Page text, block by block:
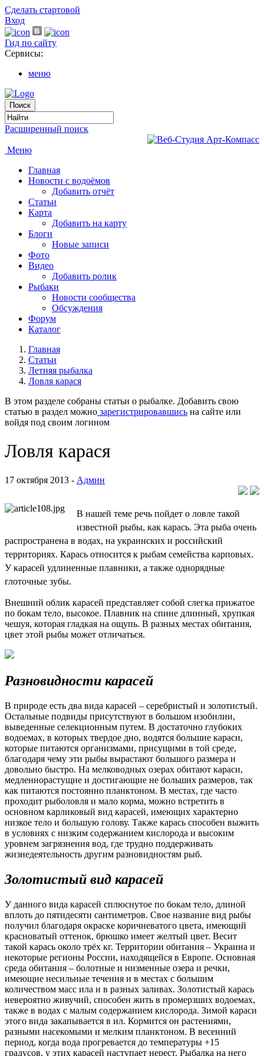
Сделать стартовой
Вход
Гид по сайту
Сервисы:
меню
Расширенный поиск
Меню
Главная
Новости с водоёмов
Добавить отчёт
Статьи
Карта
Добавить на карту
Блоги
Новые записи
Фото
Видео
Добавить ролик
Рыбаки
Новости сообщества
Обсуждения
Форум
Каталог
Главная
Статьи
Летняя рыбалка
Ловля карася
В этом разделе собраны статьи о рыбалке. Добавить свою
статью в раздел можно зарегистрировавшись на сайте или
войдя под своим логином
Ловля карася
17 октября 2013 - Админ
В нашей теме речь пойдет о ловле такой
известной рыбы, как карась. Эта рыба очень
распространена в водах, на украинских и российский
территориях. Карась относится к рыбам семейства карповых.
У карасей удлиненные плавники, а также однорядные
глоточные зубы.
Внешний облик карасей представляет собой слегка прижатое
по бокам тело, высокое. Плавник на спине длинный, хрупкая
чешуя, которая гладкая на ощупь. В разных местах обитания,
цвет этой рыбы может отличаться.
Разновидности карасей
В природе есть два вида карасей – серебристый и золотистый.
Остальные подвиды присутствуют в большом изобилии,
выведенные селекционным путем. В достаточно глубоких
водоемах, в которых твердое дно, водятся большие караси,
которые питаются организмами, присущими в той среде,
благодаря чему эти рыбы вырастают большого размера и
довольно быстро. На мелководных озерах обитают караси,
медленнорастущие и достигающие не больших размеров, так
как питаются постоянно планктоном. В местах, где часто
проходит рыболовля и мало корма, можно встретить в
основном карликовый вид карасей, имеющих характерно
низкое тело и большую голову. Также карась способен выжить
в условиях с низким содержанием кислорода и высоким
уровнем загрязнения вод, где трудно поддерживать
жизнедеятельность другим разновидностям рыб.
Золотистый вид карасей
У данного вида карасей сплюснутое по бокам тело, длиной
вплоть до пятидесяти сантиметров. Свое название вид рыбы
получил благодаря окраске коричневатого цвета, имеющий
красноватый оттенок, брюшко имеет желтый цвет. Весит
такой карась около трёх кг. Территории обитания – Украина и
некоторые регионы России, находящейся в Европе. Основная
среда обитания – болотные и низменные озера и речки,
имеющие несильные течения и в местах с большим
количеством масс ила и в разных заливах. Золотистый карась
невероятно живучий, способен жить в промерзших водоемах,
также в водах с малым содержанием кислорода. Зимой караси
этого вида закапывается в ил. Кормится он растениями,
разными насекомыми и мелким планктоном. В весенний
период, когда вода прогревается до температуры +15
градусов, у этих карасей наступает нерест. Рыбалка на него